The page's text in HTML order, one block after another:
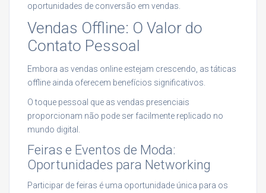
oportunidades de conversão em vendas.
Vendas Offline: O Valor do
Contato Pessoal
Embora as vendas online estejam crescendo, as táticas
offline ainda oferecem benefícios significativos.
O toque pessoal que as vendas presenciais
proporcionam não pode ser facilmente replicado no
mundo digital.
Feiras e Eventos de Moda:
Oportunidades para Networking
Participar de feiras é uma oportunidade única para os